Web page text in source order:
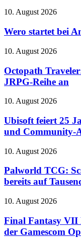
4K-
zum
Wero
bei
Amazon
10. August 2026
Wero startet bei
Octopath
Square
Enix
deutet
der
Reihe
an
10. August 2026
Octopath
JRPG-Reihe an
Ubisoft
25
Jahre
Ghost
mit
Update
und
Aktionen
10. August 2026
Ubisoft feiert 25
und Community-
Palworld
Scalper
treiben
seltene
bereits
Tausende
Dollar
10. August 2026
Palworld TCG:
bereits auf
Final
VII
Revelation:
Neuer
10. August 2026
Final Fantasy VII
der Gamescom